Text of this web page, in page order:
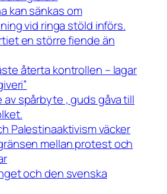
kan sänkas om
vid ringa stöld införs.
en större fiende än
återta kontrollen – lagar
av spårbyte , guds gåva till
Palestinaaktivism väcker
mellan protest och
och den svenska